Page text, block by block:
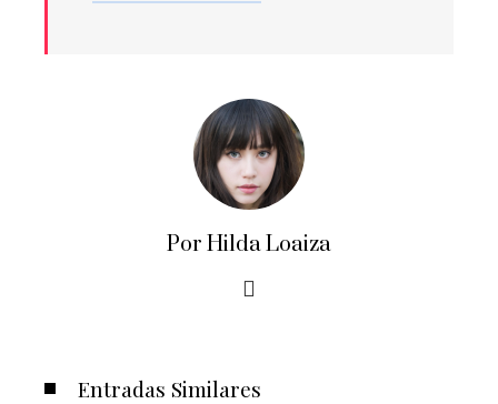
Por Hilda Loaiza
Entradas Similares